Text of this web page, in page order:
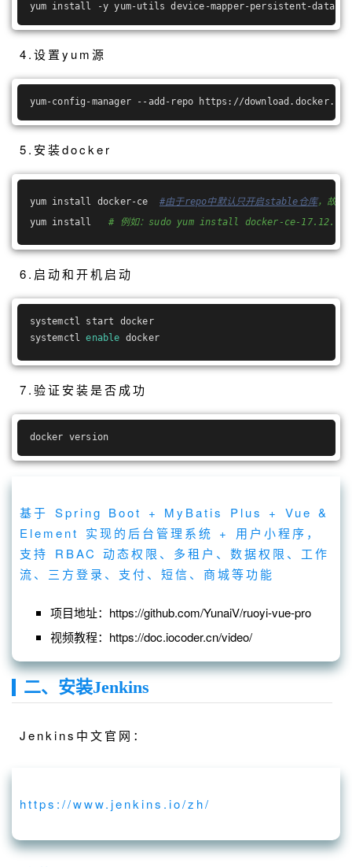
yum install -y yum-utils device-mapper-persistent-data
4.设置yum源
yum-config-manager --add-repo https://
5.安装docker
yum install docker-ce #由于repo中默认只开启stable仓库，故这
yum install # 例如：sudo yum install docker-ce-
6.启动和开机启动
systemctl start docker
systemctl enable docker
7.验证安装是否成功
docker version
基于 Spring Boot + MyBatis Plus + Vue &
Element 实现的后台管理系统 + 用户小程序，
支持 RBAC 动态权限、多租户、数据权限、工作
流、三方登录、支付、短信、商城等功能
项目地址：https://github.com/YunaiV/ruoyi-vue-pro
视频教程：https://doc.iocoder.cn/video/
二、安装Jenkins
Jenkins中文官网：
https://www.jenkins.io/zh/